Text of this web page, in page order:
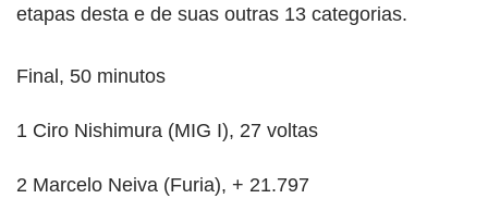
etapas desta e de suas outras 13 categorias.
Final, 50 minutos
1 Ciro Nishimura (MIG I), 27 voltas
2 Marcelo Neiva (Furia), + 21.797